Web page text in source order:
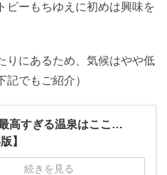
ピーもちゆえに初めは興味を
りにあるため、気候はやや低
でもご紹介）
最高すぎる温泉はここ…
】
続きを見る